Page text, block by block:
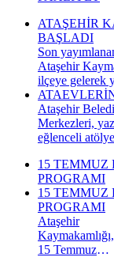
ATAŞEHİR
BAŞLADI
Son
Ataşehir
ilçeye gelerek
Ataşehir
Merkezleri,
eğlenceli
kapsamında
keyifli bir yaz
15
PROGRAMI
15
PROGRAMI
Ataşehir
Kaymakamlığı,
15 Temmuz